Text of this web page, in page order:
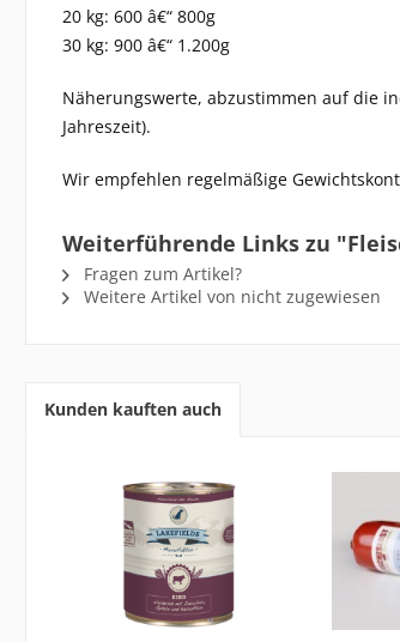
20 kg: 600 â€“ 800g
30 kg: 900 â€“ 1.200g
Näherungswerte, abzustimmen auf die
Jahreszeit).
Wir empfehlen regelmäßige
Weiterführende Links zu
Fragen zum Artikel?
Weitere Artikel von nicht zugewiesen
Kunden kauften auch